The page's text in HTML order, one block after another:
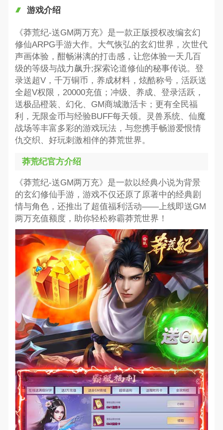
游戏介绍
《莽荒纪-送GM两万充》是一款正版授权改编玄幻
修仙ARPG手游大作。大气恢弘的玄幻世界，次世代
声画体验，酣畅淋漓的打击感，让您体验一天几百
级的等级与战力飙升;探索论道修仙的秘事传说。登
录送超V，千万铜币，养成材料，炫酷称号，活跃送
全超V权限，20000充值；冲级、养成、登录活跃，
送极品橙装、幻化、GM商城激活卡；更有全民福
利，无限金币与经验BUFF每天领。灵兽系统、仙魔
战场等丰富多彩的游戏玩法，与您携手畅游爱恨情
仇交织、好玩刺激相伴的莽荒世界。
莽荒纪官方介绍
《莽荒纪-送GM两万充》是一款以经典小说为背景
的玄幻修仙手游，游戏不仅还原了原著中的经典剧
情与角色，还推出了超值福利活动——上线即送GM
两万充值额度，助你轻松称霸莽荒世界！